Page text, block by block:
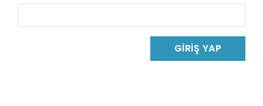
GIRIŞ YAP